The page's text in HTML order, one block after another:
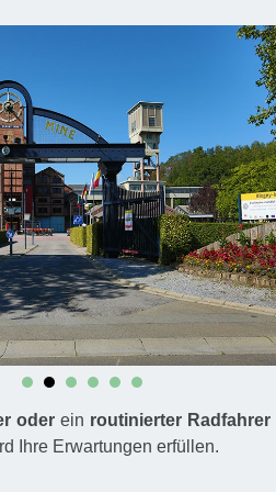
oderein routinierter Radfahrer
Ihre Erwartungen erfüllen.